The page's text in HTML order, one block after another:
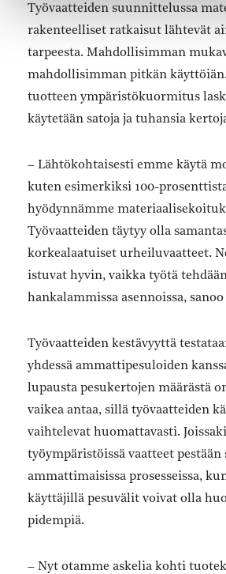
Työvaatteiden suunnittelussa
rakenteelliset ratkaisut lähtevät
tarpeesta. Mahdollisimman
mahdollisimman pitkän
tuotteen ympäristökuormitus
käytetään satoja ja tuhansia
– Lähtökohtaisesti emme käytä
kuten esimerkiksi 100-
hyödynnämme
Työvaatteiden täytyy olla
korkealaatuiset urheiluvaatteet.
istuvat hyvin, vaikka työtä
hankalammissa asennoissa,
Työvaatteiden kestävyyttä
yhdessä ammattipesuloiden
lupausta pesukertojen määrästä
vaikea antaa, sillä työvaatteiden
vaihtelevat huomattavasti.
työympäristöissä vaatteet
ammattimaisissa prosesseissa,
käyttäjillä pesuvälit voivat olla
pidempiä.
– Nyt otamme askelia kohti